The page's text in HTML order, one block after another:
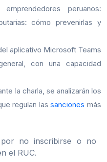
peruanos:
cómo prevenirlas y
aplicativo Microsoft Teams
con una capacidad
la charla, se analizarán los
regulan lassanciones más
por no inscribirse o no
el RUC.